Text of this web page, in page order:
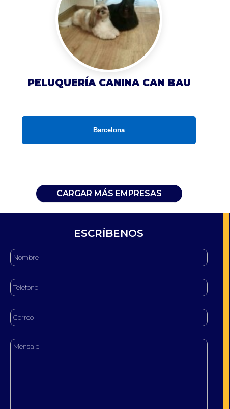
PELUQUERÍA CANINA CAN BAU
Barcelona
CARGAR MÁS EMPRESAS
ESCRÍBENOS